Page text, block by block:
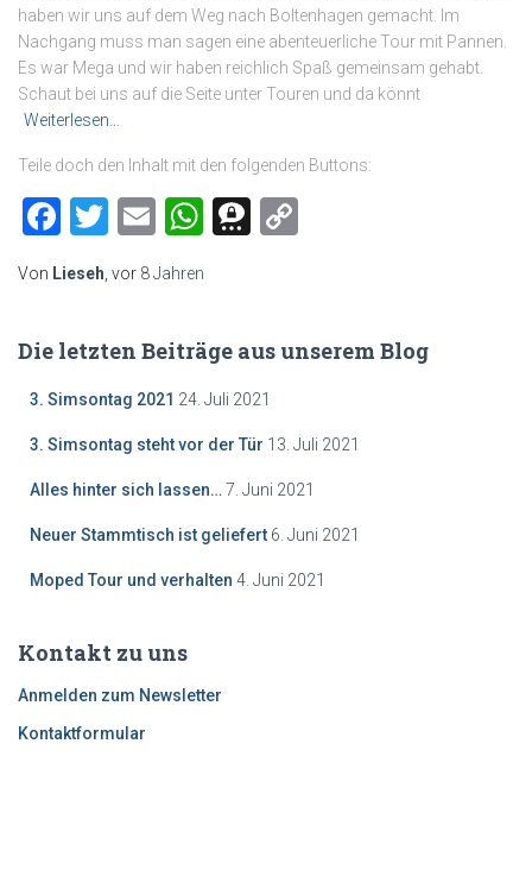
haben wir uns auf dem Weg nach Boltenhagen gemacht. Im
Nachgang muss man sagen eine abenteuerliche Tour mit Pannen.
Es war Mega und wir haben reichlich Spaß gemeinsam gehabt.
Schaut bei uns auf die Seite unter Touren und da könnt
Weiterlesen…
Teile doch den Inhalt mit den folgenden Buttons:
Facebook
Twitter
EmailWhatsApp
Threema
Von Lieseh, vor 8 Jahren
Die letzten Beiträge aus unserem Blog
3. Simsontag 2021 24. Juli 2021
3. Simsontag steht vor der Tür 13. Juli 2021
Alles hinter sich lassen…7. Juni 2021
Neuer Stammtisch ist geliefert 6. Juni 2021
Moped Tour und verhalten 4. Juni 2021
Kontakt zu uns
Anmelden zum Newsletter
Kontaktformular